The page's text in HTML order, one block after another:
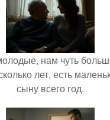
нам чуть
лет, есть
сыну всего год.